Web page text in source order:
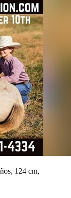
124 cm,